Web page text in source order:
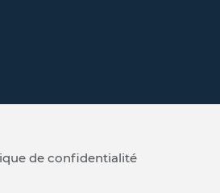
de confidentialité